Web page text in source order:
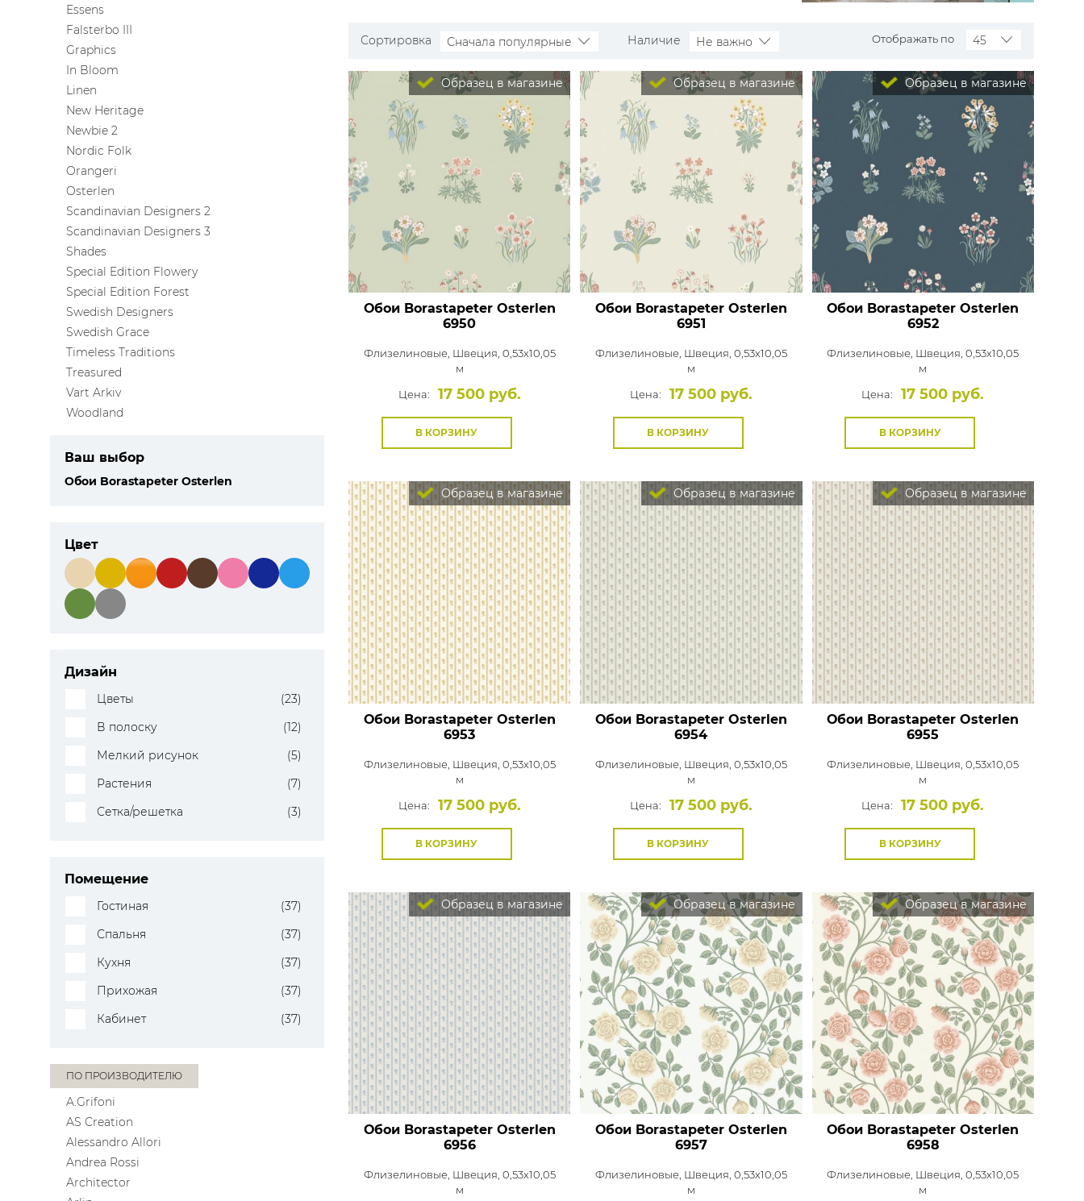
ЦВЕТА
Essens
Falsterbo III
Graphics
In Bloom
Linen
New Heritage
Newbie 2
Nordic Folk
Orangeri
Osterlen
Scandinavian Designers 2
Scandinavian Designers 3
Shades
Special Edition Flowery
Special Edition Forest
Swedish Designers
Swedish Grace
Timeless Traditions
Treasured
Vart Arkiv
Woodland
Ваш выбор
Обои Borastapeter Osterlen
Цвет
Дизайн
Цветы
(23)
В полоску
(12)
Мелкий рисунок
(5)
Растения
(7)
Сетка/решетка
(3)
Помещение
Гостиная
(37)
Спальня
(37)
Кухня
(37)
Прихожая
(37)
Кабинет
(37)
ПО ПРОИЗВОДИТЕЛЮ
A.Grifoni
AS Creation
Alessandro Allori
Andrea Rossi
Architector
Сортировка Сначала популярные Наличие Не важно Отображать по 45
Образец в магазине
Обои Borastapeter Osterlen
6950
Флизелиновые, Швеция, 0,53x10,05
м
Цена:
17 500 руб.
В КОРЗИНУ
Образец в магазине
Обои Borastapeter Osterlen
6951
Флизелиновые, Швеция, 0,53x10,05
м
Цена:
17 500 руб.
В КОРЗИНУ
Образец в магазине
Обои Borastapeter Osterlen
6952
Флизелиновые, Швеция, 0,53x10,05
м
Цена:
17 500 руб.
В КОРЗИНУ
Образец в магазине
Обои Borastapeter Osterlen
6953
Флизелиновые, Швеция, 0,53x10,05
м
Цена:
17 500 руб.
В КОРЗИНУ
Образец в магазине
Обои Borastapeter Osterlen
6954
Флизелиновые, Швеция, 0,53x10,05
м
Цена:
17 500 руб.
В КОРЗИНУ
Образец в магазине
Обои Borastapeter Osterlen
6955
Флизелиновые, Швеция, 0,53x10,05
м
Цена:
17 500 руб.
В КОРЗИНУ
Образец в магазине
Обои Borastapeter Osterlen
6956
Флизелиновые, Швеция, 0,53x10,05
м
Образец в магазине
Обои Borastapeter Osterlen
6957
Флизелиновые, Швеция, 0,53x10,05
м
Образец в магазине
Обои Borastapeter Osterlen
6958
Флизелиновые, Швеция, 0,53x10,05
м